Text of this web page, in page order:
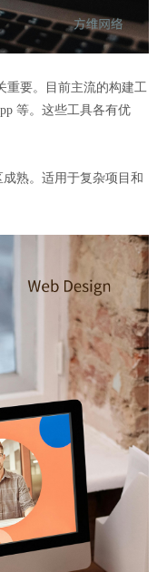
重要。目前主流的构建工
等。这些工具各有优
成熟。适用于复杂项目和